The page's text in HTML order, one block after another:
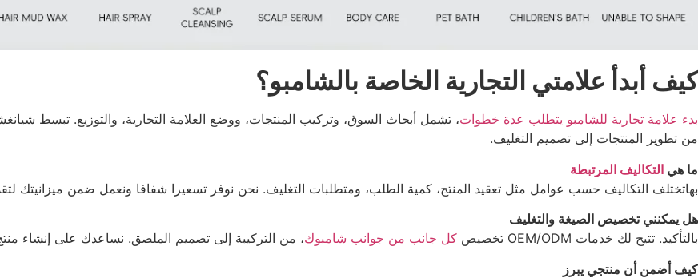
كيف أبدأ علامتي التجارية الخاصة بالشامبو؟
بدء علامة تجارية للشامبو يتطلب عدة خطوات، تشمل أبحاث السوق، وتركيب المنتجات، ووضع العلامة التجارية، والتوزيع. تبسط
من تطوير المنتجات إلى تصميم التغليف.
ما هي التكاليف المرتبطة
بهاتختلف التكاليف حسب عوامل مثل تعقيد المنتج، كمية الطلب، ومتطلبات التغليف. نحن نوفر تسعيرا شفافا ونعمل ضمن ميزانيتك
هل يمكنني تخصيص الصيغة والتغليف
بالتأكيد. تتيح لك خدمات OEM/ODM تخصيص
كل جانب من جوانب شامبوك، من التركيبة إلى تصميم الملصق. نساعدك على إنشاء
كيف أضمن أن منتجي يبرز